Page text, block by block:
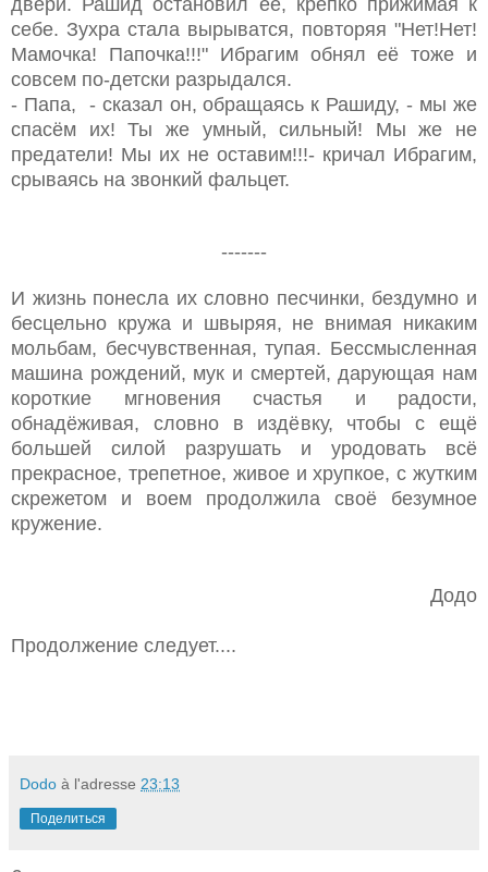
себе. Зухра стала вырыватся, повторяя "Нет!Нет!
Мамочка! Папочка!!!" Ибрагим обнял её тоже и
совсем по-детски разрыдался.
- Папа, - сказал он, обращаясь к Рашиду, - мы же
спасём их! Ты же умный, сильный! Мы же не
предатели! Мы их не оставим!!!- кричал Ибрагим,
срываясь на звонкий фальцет.
-------
И жизнь понесла их словно песчинки, бездумно и
бесцельно кружа и швыряя, не внимая никаким
мольбам, бесчувственная, тупая. Бессмысленная
машина рождений, мук и смертей, дарующая нам
короткие мгновения счастья и радости,
обнадёживая, словно в издёвку, чтобы с ещё
большей силой разрушать и уродовать всё
прекрасное, трепетное, живое и хрупкое, с жутким
скрежетом и воем продолжила своё безумное
кружение.
Додо
Продолжение следует....
Dodo à l'adresse 23:13
Поделиться